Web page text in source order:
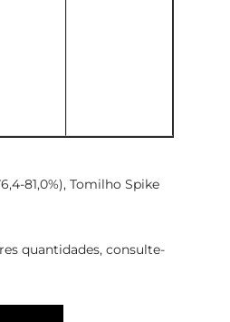
81,0%), Tomilho Spike
quantidades, consulte-